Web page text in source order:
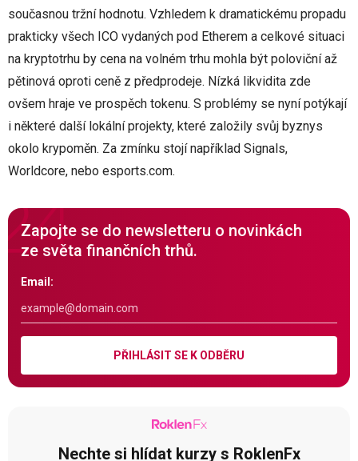
současnou tržní hodnotu. Vzhledem k dramatickému propadu
prakticky všech ICO vydaných pod Etherem a celkové situaci
na kryptotrhu by cena na volném trhu mohla být poloviční až
pětinová oproti ceně z předprodeje. Nízká likvidita zde
ovšem hraje ve prospěch tokenu. S problémy se nyní potýkají
i některé další lokální projekty, které založily svůj byznys
okolo krypoměn. Za zmínku stojí například Signals,
Worldcore, nebo esports.com.
Zapojte se do newsletteru o novinkách
ze světa finančních trhů.
Email:
PŘIHLÁSIT SE K ODBĚRU
Nechte si hlídat kurzy s RoklenFx